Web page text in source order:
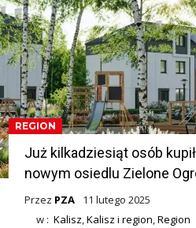
REGION
Już kilkadziesiąt osób
nowym osiedlu Zielone
Przez PZA
11 lutego 2025
w :Kalisz,Kalisz i region,Region